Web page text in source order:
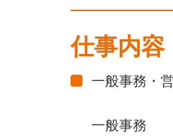
仕事内容
一般事務・
一般事務